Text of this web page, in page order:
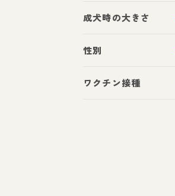
成犬時の大きさ
性別
ワクチン接種